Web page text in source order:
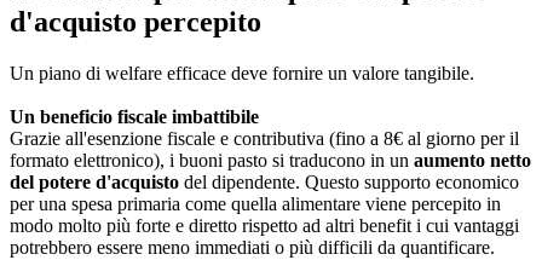
d'acquisto percepito
Un piano di welfare efficace deve fornire un valore tangibile.
Un beneficio fiscale imbattibile
Grazie all'esenzione fiscale e contributiva (fino a 8€ al giorno per il
formato elettronico), i buoni pasto si traducono in un aumento netto
del potere d'acquisto del dipendente. Questo supporto economico
per una spesa primaria come quella alimentare viene percepito in
modo molto più forte e diretto rispetto ad altri benefit i cui vantaggi
potrebbero essere meno immediati o più difficili da quantificare.